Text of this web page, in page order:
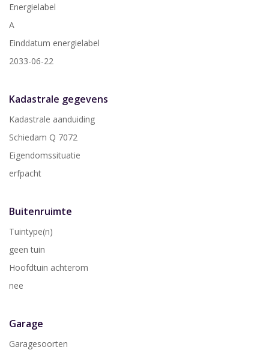
Energielabel
A
Einddatum energielabel
2033-06-22
Kadastrale gegevens
Kadastrale aanduiding
Schiedam Q 7072
Eigendomssituatie
erfpacht
Buitenruimte
Tuintype(n)
geen tuin
Hoofdtuin achterom
nee
Garage
Garagesoorten